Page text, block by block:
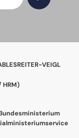
VEIGL
HRM)